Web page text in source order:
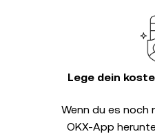
Lege dein
Wenn du es noch
OKX-App